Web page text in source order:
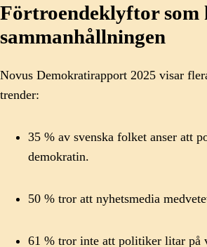
Förtroendeklyftor som
sammanhållningen
Novus Demokratirapport 2025 visar
trender:
35 % av svenska folket anser att
demokratin.
50 % tror att nyhetsmedia
61 % tror inte att politiker litar på